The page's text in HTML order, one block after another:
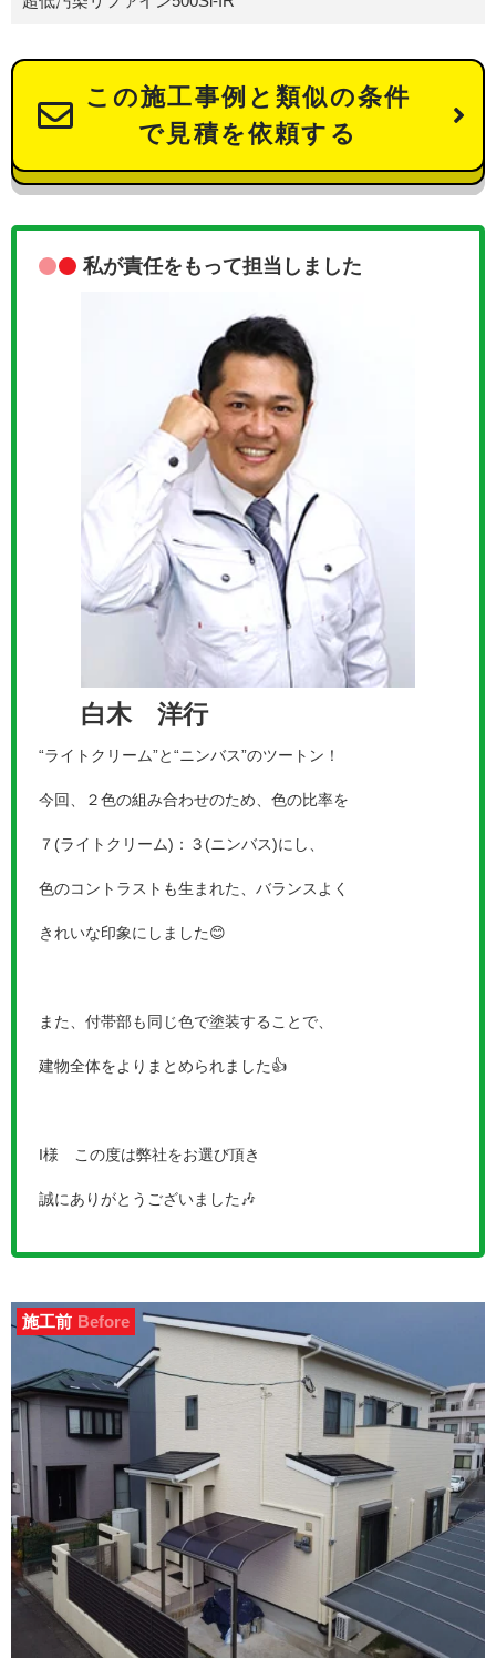
この施工事例と類似の条件
で見積を依頼する
私が責任をもって担当しました
白木 洋行
“ライトクリーム”と“ニンバス”のツートン！
今回、２色の組み合わせのため、色の比率を
７(ライトクリーム)：３(ニンバス)にし、
色のコントラストも生まれた、バランスよく
きれいな印象にしました😊
また、付帯部も同じ色で塗装することで、
建物全体をよりまとめられました👍
I様 この度は弊社をお選び頂き
誠にありがとうございました🎶
施工前 Before